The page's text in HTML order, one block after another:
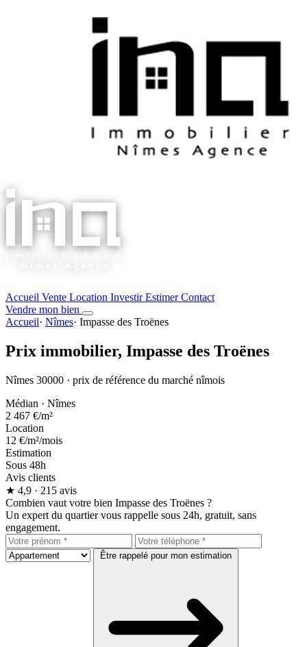
Accueil Vente Location InvestirEstimerContact
Vendre mon bien
Accueil· Nîmes· Impasse des Troënes
Prix immobilier, Impasse des Troënes
Nîmes 30000 · prix de référence du marché nîmois
Médian · Nîmes
2 467 €/m²
Location
12 €/m²/mois
Estimation
Sous 48h
Avis clients
★ 4,9 · 215 avis
Combien vaut votre bien Impasse des Troënes ?
Un expert du quartier vous rappelle sous 24h, gratuit, sans
engagement.
Être rappelé pour mon estimation